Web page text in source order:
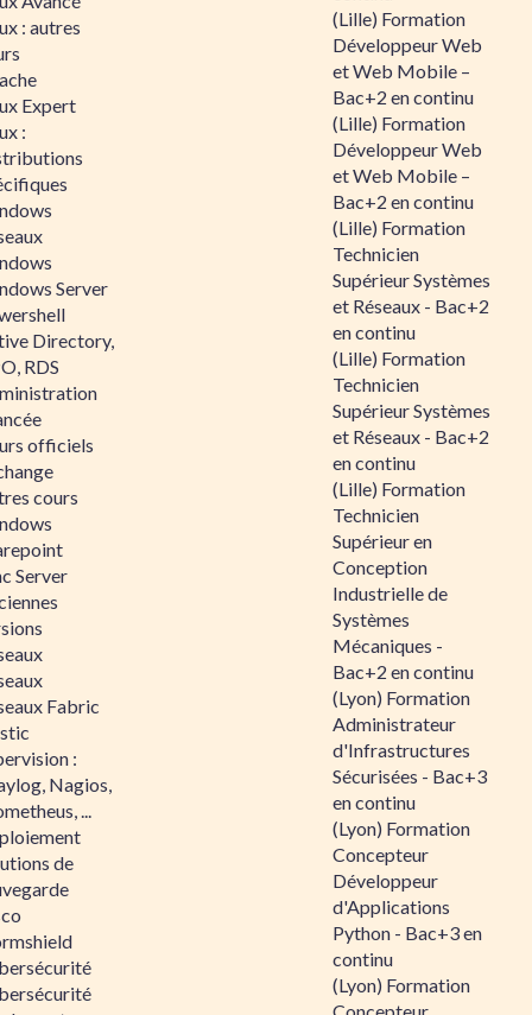
: autres
Expert
:
Server
Directory,
RDS
officiels
cours
Server
Fabric
:
Nagios,
...
de
(Lille) Formation
Développeur Web
et Web Mobile –
Bac+2 en continu
(Lille) Formation
Développeur Web
et Web Mobile –
Bac+2 en continu
(Lille) Formation
Technicien
Supérieur Systèmes
et Réseaux - Bac+2
en continu
(Lille) Formation
Technicien
Supérieur Systèmes
et Réseaux - Bac+2
en continu
(Lille) Formation
Technicien
Supérieur en
Conception
Industrielle de
Systèmes
Mécaniques -
Bac+2 en continu
(Lyon) Formation
Administrateur
d'Infrastructures
Sécurisées - Bac+3
en continu
(Lyon) Formation
Concepteur
Développeur
d'Applications
Python - Bac+3 en
continu
(Lyon) Formation